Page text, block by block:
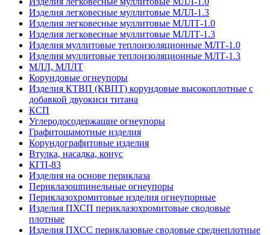
Изделия легковесные муллитовые МЛЛ-1.3
Изделия легковесные муллитовые МЛЛТ-1.0
Изделия легковесные муллитовые МЛЛТ-1.3
Изделия муллитовые теплоизоляционные МЛТ-1.0
Изделия муллитовые теплоизоляционные МЛТ-1.3
МЛЛ, МЛЛТ
Корундовые огнеупоры
Изделия КТВП (КВПТ) корундовые высокоплотные с
добавкой двуокиси титана
КСП
Углеродо­содержащие огнеупоры
Графитошамотные изделия
Корундографитовые изделия
Втулка, насадка, конус
КГП-83
Изделия на основе периклаза
Периклазошпинельные огнеупоры
Периклазохромитовые изделия огнеупорные
Изделия ПХСП периклазохромитовые сводовые
плотные
Изделия ПХСС периклазовые сводовые среднеплотные